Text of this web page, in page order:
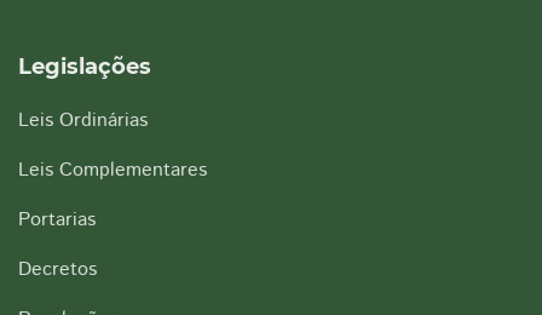
Legislações
Leis Ordinárias
Leis Complementares
Portarias
Decretos